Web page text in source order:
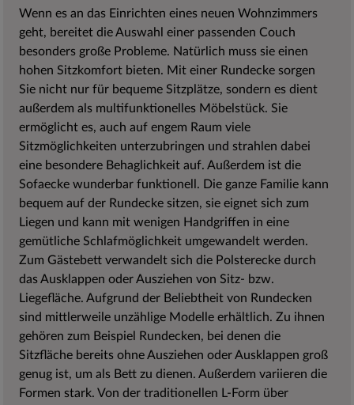
Wenn es an das Einrichten eines neuen Wohnzimmers
geht, bereitet die Auswahl einer passenden Couch
besonders große Probleme. Natürlich muss sie einen
hohen Sitzkomfort bieten. Mit einer Rundecke sorgen
Sie nicht nur für bequeme Sitzplätze, sondern es dient
außerdem als multifunktionelles Möbelstück. Sie
ermöglicht es, auch auf engem Raum viele
Sitzmöglichkeiten unterzubringen und strahlen dabei
eine besondere Behaglichkeit auf. Außerdem ist die
Sofaecke wunderbar funktionell. Die ganze Familie kann
bequem auf der Rundecke sitzen, sie eignet sich zum
Liegen und kann mit wenigen Handgriffen in eine
gemütliche Schlafmöglichkeit umgewandelt werden.
Zum Gästebett verwandelt sich die Polsterecke durch
das Ausklappen oder Ausziehen von Sitz- bzw.
Liegefläche. Aufgrund der Beliebtheit von Rundecken
sind mittlerweile unzählige Modelle erhältlich. Zu ihnen
gehören zum Beispiel Rundecken, bei denen die
Sitzfläche bereits ohne Ausziehen oder Ausklappen groß
genug ist, um als Bett zu dienen. Außerdem variieren die
Formen stark. Von der traditionellen L-Form über